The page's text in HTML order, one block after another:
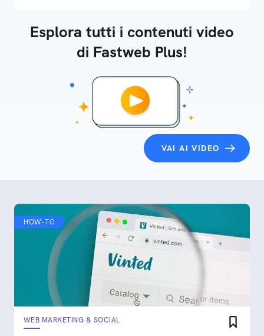
Esplora tutti i contenuti video
di Fastweb Plus!
VAI AI VIDEO
HOW-TO
WEB MARKETING & SOCIAL